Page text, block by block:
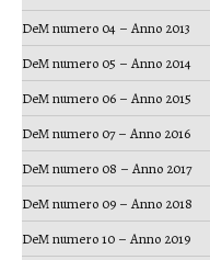
DeM numero 04 – Anno 2013
DeM numero 05 – Anno 2014
DeM numero 06 – Anno 2015
DeM numero 07 – Anno 2016
DeM numero 08 – Anno 2017
DeM numero 09 – Anno 2018
DeM numero 10 – Anno 2019